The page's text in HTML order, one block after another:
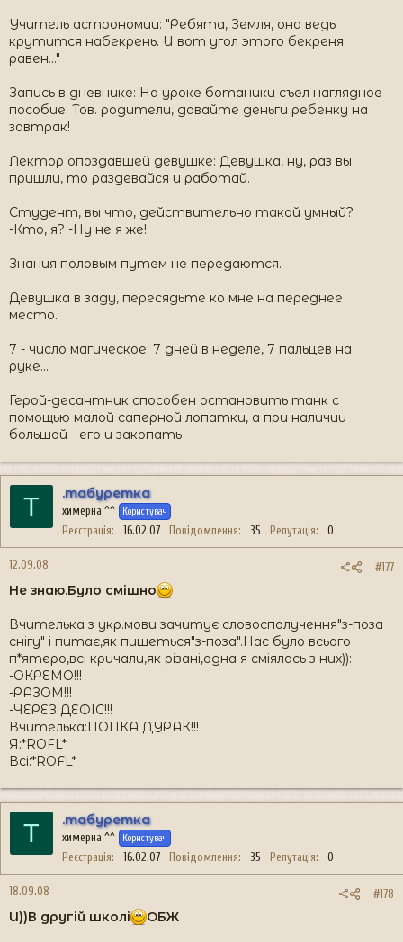
Учитель астрономии: "Ребята, Земля, она ведь
крутится набекрень. И вот угол этого бекреня
равен..."
Запись в дневнике: На уроке ботаники съел наглядное
пособие. Тов. родители, давайте деньги ребенку на
завтрак!
Лектор опоздавшей девушке: Девушка, ну, раз вы
пришли, то раздевайся и работай.
Студент, вы что, действительно такой умный?
-Кто, я? -Ну не я же!
Знания половым путем не передаются.
Девушка в заду, пересядьте ко мне на переднее
место.
7 - число магическое: 7 дней в неделе, 7 пальцев на
руке...
Герой-десантник способен остановить танк с
помощью малой саперной лопатки, а при наличии
большой - его и закопать
Т .табуретка
химерна ^^ Користувач
Реєстрація 16.02.07 Повідомлення 35 Репутація 0
12.09.08 #177
Не знаю.Було смішно
Вчителька з укр.мови зачитує словосполучення"з-поза
снігу" і питає,як пишеться"з-поза".Нас було всього
п*ятеро,всі кричали,як різані,одна я сміялась з них)):
-ОКРЕМО!!!
-РАЗОМ!!!
-ЧЕРЕЗ ДЕФІС!!!
Вчителька:ПОПКА ДУРАК!!!
Я:*ROFL*
Всі:*ROFL*
Т .табуретка
химерна ^^ Користувач
Реєстрація 16.02.07 Повідомлення 35 Репутація 0
18.09.08 #178
И))В другій школі ОБЖ